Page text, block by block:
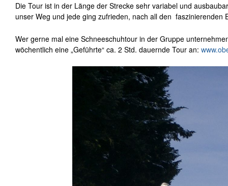
Die Tour ist in der Länge der Strecke sehr variabel und
unser Weg und jede ging zufrieden, nach all den faszinierenden
Wer gerne mal eine Schneeschuhtour in der Gruppe
wöchentlich eine „Geführte“ ca. 2 Std. dauernde Tour an: